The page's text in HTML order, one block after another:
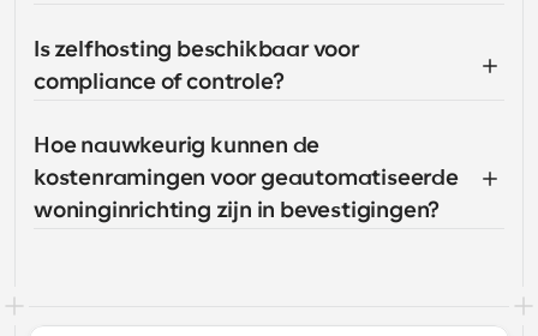
Is zelfhosting beschikbaar voor
compliance of controle?
Hoe nauwkeurig kunnen de
kostenramingen voor geautomatiseerde
woninginrichting zijn in bevestigingen?